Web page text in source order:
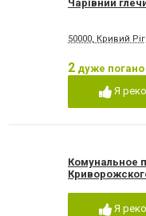
Чарівний
50000, Кривий
2 дуже погано
Я
Комунальное
Я